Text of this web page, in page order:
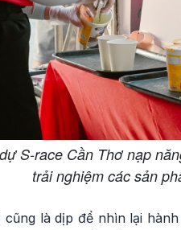
S-race Cần Thơ nạp
trải nghiệm các sản
cũng là dịp để nhìn lại